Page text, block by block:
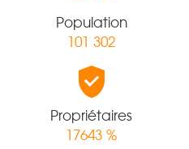
Population
101 302
Propriétaires
17643 %